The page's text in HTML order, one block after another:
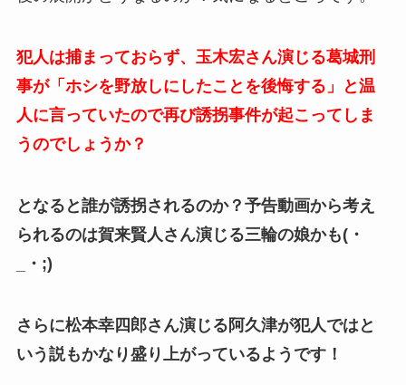
犯人は捕まっておらず、玉木宏さん演じる葛城刑
事が「ホシを野放しにしたことを後悔する」と温
人に言っていたので再び誘拐事件が起こってしま
うのでしょうか？
となると誰が誘拐されるのか？予告動画から考え
られるのは賀来賢人さん演じる三輪の娘かも(・
_・;)
さらに松本幸四郎さん演じる阿久津が犯人ではと
いう説もかなり盛り上がっているようです！